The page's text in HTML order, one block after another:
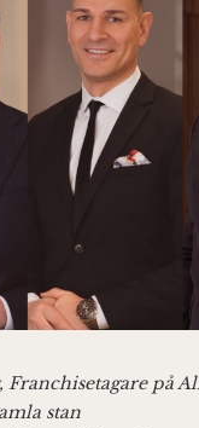
på
stan